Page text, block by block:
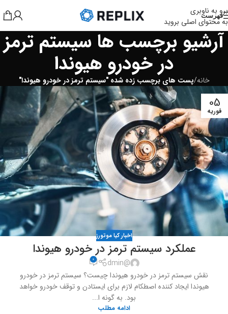
برو به ناوبری
به محتوای اصلی بروید
فهرست
آرشیو برچسب ها سیستم ترمز
در خودرو هیوندا
خانه/پست های برچسب زده شده "سیستم ترمز در خودرو هیوندا"
05
فوریه
اخبار کیا موتورز
عملکرد سیستم ترمز در خودرو هیوندا
@dmin
0
نقش سیستم ترمز در خودرو هیوندا چیست؟ سیستم ترمز در خودرو
هیوندا ایجاد کننده اصطکام لازم برای ایستادن و توقف خودرو خواهد
بود. به گونه ا...
ادامه مطلب